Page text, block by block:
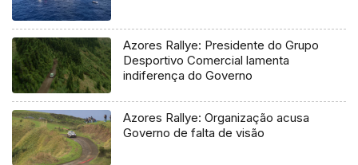
Azores Rallye: Presidente do Grupo
Desportivo Comercial lamenta
indiferença do Governo
Azores Rallye: Organização acusa
Governo de falta de visão